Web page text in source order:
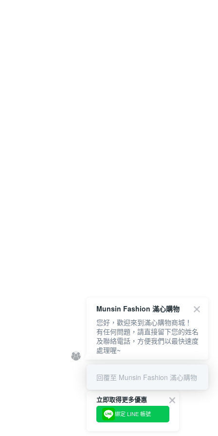
立即取得更多優惠
綁定 LINE 帳號
Munsin Fashion 滿心購物
您好，歡迎來到滿心購物商城！
有任何問題，請直接留下您的姓名
及聯絡電話，方便我們以最快速度
處理喔~
回覆至 Munsin Fashion 滿心購物